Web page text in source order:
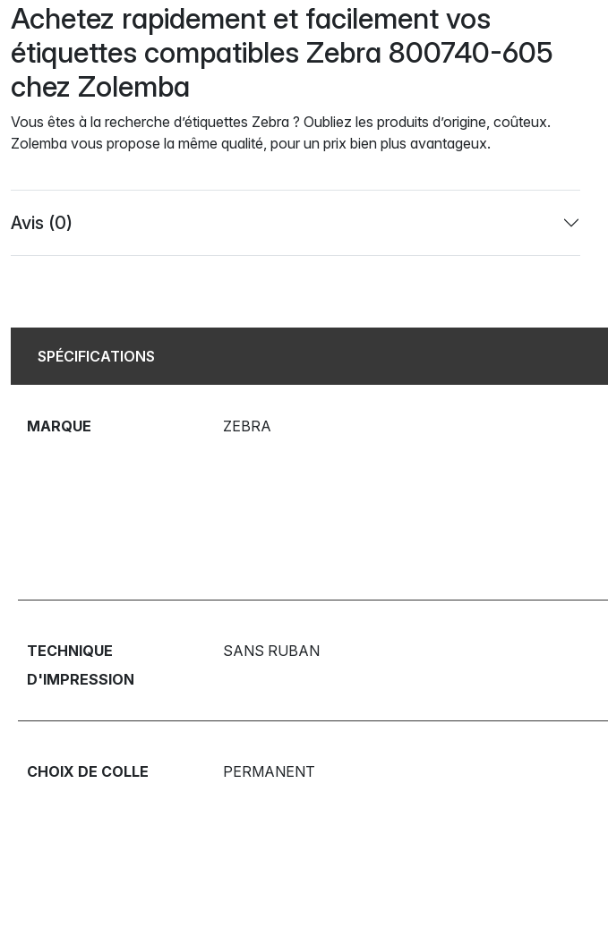
Achetez rapidement et facilement vos
étiquettes compatibles Zebra 800740-605
chez Zolemba
Vous êtes à la recherche d’étiquettes Zebra ? Oubliez les produits d’origine, coûteux.
Zolemba vous propose la même qualité, pour un prix bien plus avantageux.
Avis (0)
SPÉCIFICATIONS
MARQUE ZEBRA
TECHNIQUE
D'IMPRESSION
SANS RUBAN
CHOIX DE COLLE PERMANENT